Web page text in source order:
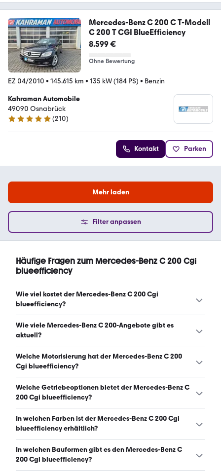
Mercedes-Benz C 200 C T-Modell
C 200 T CGI BlueEfficiency
8.599 €
Ohne Bewertung
EZ 04/2010 • 145.615 km • 135 kW (184 PS) • Benzin
Kahraman Automobile
49090 Osnabrück
4.8 Sterne
(210)
Kontakt Parken
Mehr laden
Filter anpassen
Häufige Fragen zum Mercedes-Benz C 200 Cgi
blueefficiency
Wie viel kostet der Mercedes-Benz C 200 Cgi
blueefficiency?
Ein guter Preis für einen Mercedes-Benz C 200 Cgi
blueefficiency liegt zwischen 6.500 € und 10.000 €.
Wie viele Mercedes-Benz C 200-Angebote gibt es
aktuell?
Es gibt insgesamt 93 Mercedes-Benz C 200 bei
mobile.de, davon 93 Gebraucht- und 0 Neuwagen.
Welche Motorisierung hat der Mercedes-Benz C 200
Cgi blueefficiency?
Der Mercedes-Benz C 200 Cgi blueefficiency hat
Leistungen zwischen 184 und 184 PS. (Stand: 8.8.2026)
Welche Getriebeoptionen bietet der Mercedes-Benz C
200 Cgi blueefficiency?
Der Mercedes-Benz C 200 Cgi blueefficiency ist mit
automatischem und manuellem Getriebe erhältlich.
In welchen Farben ist der Mercedes-Benz C 200 Cgi
blueefficiency erhältlich?
Den Mercedes-Benz C 200 Cgi blueefficiency gibt es in
folgenden Farben: silber, schwarz, grau, beige, weiß, blau,
In welchen Bauformen gibt es den Mercedes-Benz C
200 Cgi blueefficiency?